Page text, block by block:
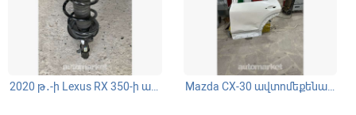
2020 թ․-ի Lexus RX 350-ի ամորտիզատորի զսպանակ Mazda CX-30 ավտոմեքենայի ձախ կողմի հետևի օրիգինալ դուռ